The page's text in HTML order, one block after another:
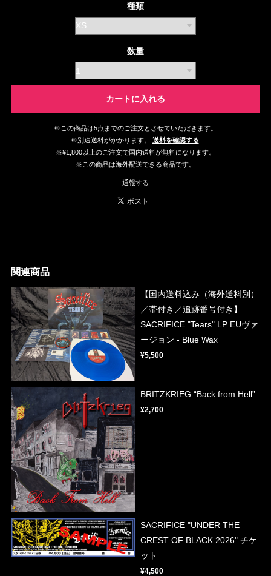
種類
数量
カートに入れる
※この商品は5点までのご注文とさせていただきます。
※別途送料がかかります。
送料を確認する
※¥1,800以上のご注文で国内送料が無料になります。
※この商品は海外配送できる商品です。
通報する
関連商品
【国内送料込み（海外送料別）
／帯付き／追跡番号付き】
SACRIFICE "Tears" LP EUヴァ
ージョン - Blue Wax
¥5,500
BRITZKRIEG “Back from Hell”
¥2,700
SACRIFICE "UNDER THE
CREST OF BLACK 2026" チケ
ット
¥4,500